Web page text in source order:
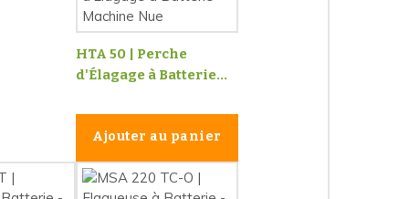
HTA 50 | Perche
d'Élagage à Batterie...
Ajouter au panier